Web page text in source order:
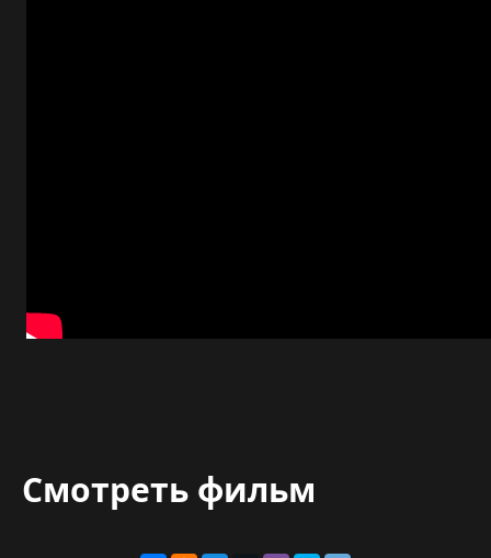
Смотреть фильм